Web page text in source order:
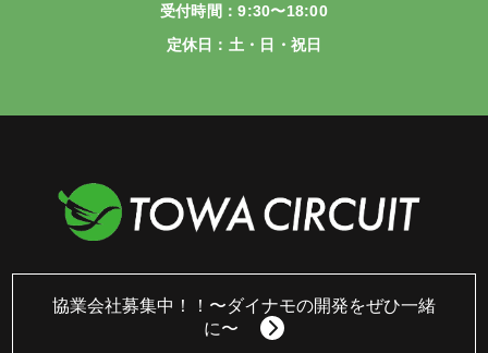
受付時間：9:30〜18:00
定休日：土・日・祝日
協業会社募集中！！ 〜ダイナモの開発をぜひ一緒
に〜